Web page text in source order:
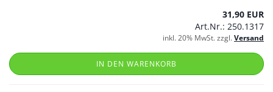
31,90 EUR
Art.Nr.: 250.1317
inkl. 20% MwSt. zzgl.Versand
IN DEN WARENKORB